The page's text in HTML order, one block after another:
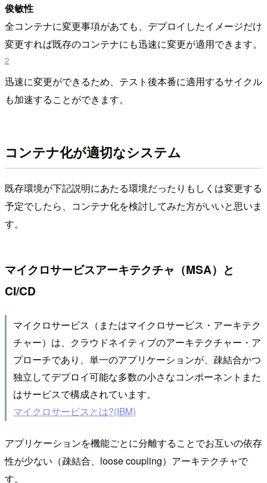
俊敏性
全コンテナに変更事項があても、デプロイしたイメージだけ
変更すれば既存のコンテナにも迅速に変更が適用できます。
2
迅速に変更ができるため、テスト後本番に適用するサイクル
も加速することができます。
コンテナ化が適切なシステム
既存環境が下記説明にあたる環境だったりもしくは変更する
予定でしたら、コンテナ化を検討してみた方がいいと思いま
す。
マイクロサービスアーキテクチャ（MSA）と
CI/CD
マイクロサービス（またはマイクロサービス・アーキテク
チャー）は、クラウドネイティブのアーキテクチャー・ア
プローチであり、単一のアプリケーションが、疎結合かつ
独立してデプロイ可能な多数の小さなコンポーネントまた
はサービスで構成されています。
マイクロサービスとは?(IBM)
アプリケーションを機能ごとに分離することでお互いの依存
性が少ない（疎結合、loose coupling）アーキテクチャで
す。